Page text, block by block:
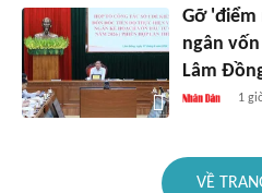
Gỡ 'điểm
ngân
Lâm
1
VỀ